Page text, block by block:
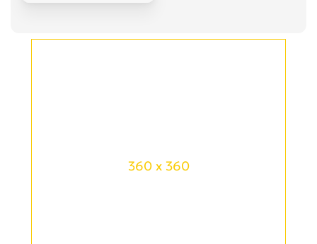
360 x 360